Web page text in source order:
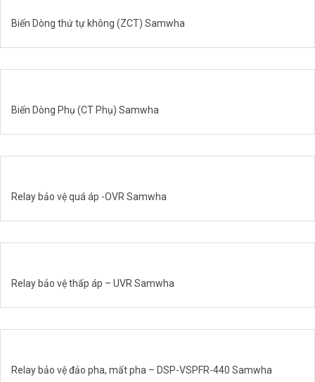
Biến Dòng thứ tự không (ZCT) Samwha
Biến Dòng Phụ (CT Phụ) Samwha
Relay bảo vệ quá áp -OVR Samwha
Relay bảo vệ thấp áp – UVR Samwha
Relay bảo vệ đảo pha, mất pha – DSP-VSPFR-440 Samwha